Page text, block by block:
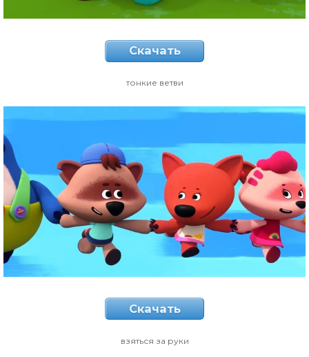
Скачать
тонкие ветви
Скачать
взяться за руки